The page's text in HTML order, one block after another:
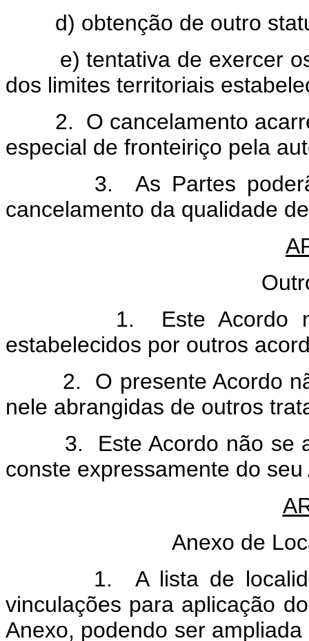
d) obtenção de outro
e) tentativa de exercer os
dos limites territoriais
2. O cancelamento
especial de fronteiriço pela
3. As Partes poderão
cancelamento da qualidade
1. Este Acordo não
estabelecidos por outros
2. O presente Acordo
nele abrangidas de outros
3. Este Acordo não se
conste expressamente do
Anexo de
1. A lista de
vinculações para aplicação
Anexo, podendo ser